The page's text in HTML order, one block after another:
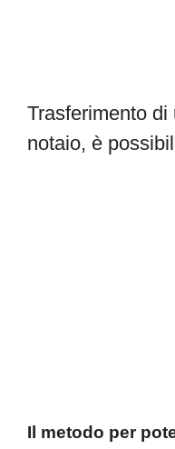
Trasferimento
notaio, è
Il metodo per